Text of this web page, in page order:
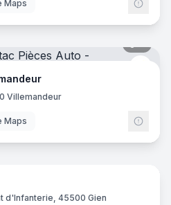
Maps
Villemandeur
Maps
8
d'Infanterie, 45500 Gien